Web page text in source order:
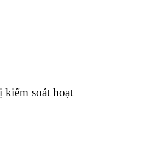
soát hoạt